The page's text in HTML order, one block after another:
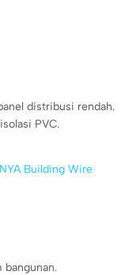
distribusi rendah.
PVC.
Building Wire
bangunan.